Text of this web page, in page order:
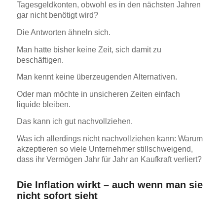
Tagesgeldkonten, obwohl es in den nächsten Jahren
gar nicht benötigt wird?
Die Antworten ähneln sich.
Man hatte bisher keine Zeit, sich damit zu
beschäftigen.
Man kennt keine überzeugenden Alternativen.
Oder man möchte in unsicheren Zeiten einfach
liquide bleiben.
Das kann ich gut nachvollziehen.
Was ich allerdings nicht nachvollziehen kann: Warum
akzeptieren so viele Unternehmer stillschweigend,
dass ihr Vermögen Jahr für Jahr an Kaufkraft verliert?
Die Inflation wirkt – auch wenn man sie
nicht sofort sieht